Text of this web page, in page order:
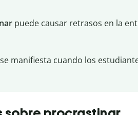
puede causar retrasos en la
manifiesta cuando los